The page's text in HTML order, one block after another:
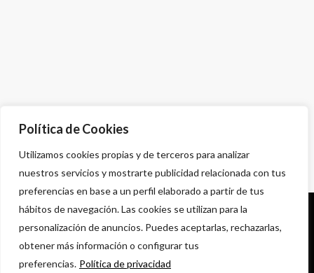
Política de Cookies
Utilizamos cookies propias y de terceros para analizar
nuestros servicios y mostrarte publicidad relacionada con tus
preferencias en base a un perfil elaborado a partir de tus
hábitos de navegación. Las cookies se utilizan para la
personalización de anuncios. Puedes aceptarlas, rechazarlas,
obtener más información o configurar tus
preferencias. Política de privacidad
Política de privacidad
Condiciones comerciales